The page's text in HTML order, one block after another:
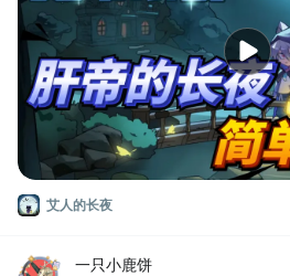
艾人的长夜
一只小鹿饼